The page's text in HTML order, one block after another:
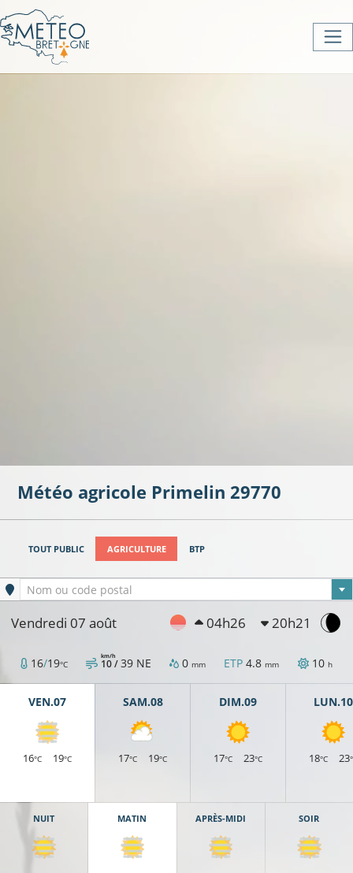
Météo agricole Primelin 29770
TOUT PUBLIC AGRICULTURE BTP
Ville sélectionnée
Nom ou code postal
Vendredi 07 août 04h26 20h21
16/19°C 10 /
km/h 39 NE 0 mm ETP4.8 mm 10 h
VEN.07
16°C 19°C
SAM.08
17°C 19°C
DIM.09
17°C 23°C
LUN.10
18°C 23
NUIT MATIN APRÈS-MIDI SOIR